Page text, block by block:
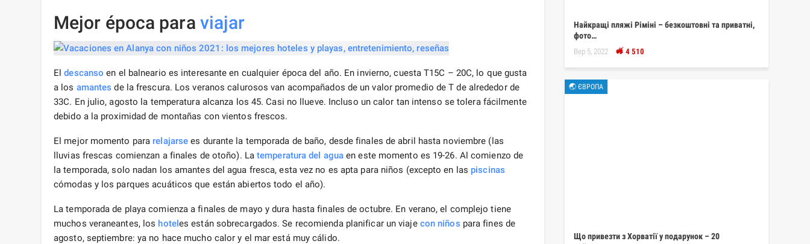
Mejor época para viajar
Eldescanso en el balneario es interesante en cualquier época del año. En invierno, cuesta T15C – 20C, lo que gusta
a los amantes de la frescura. Los veranos calurosos van acompañados de un valor promedio de T de alrededor de
33C. En julio, agosto la temperatura alcanza los 45. Casi no llueve. Incluso un calor tan intenso se tolera fácilmente
debido a la proximidad de montañas con vientos frescos.
El mejor momento para relajarse es durante la temporada de baño, desde finales de abril hasta noviembre (las
lluvias frescas comienzan a finales de otoño). Latemperatura del agua en este momento es 19-26. Al comienzo de
la temporada, solo nadan los amantes del agua fresca, esta vez no es apta para niños (excepto en las piscinas
cómodas y los parques acuáticos que están abiertos todo el año).
La temporada de playa comienza a finales de mayo y dura hasta finales de octubre. En verano, el complejo tiene
muchos veraneantes, los hotel es están sobrecargados. Se recomienda planificar un viaje con niños para fines de
agosto, septiembre: ya no hace mucho calor y el mar está muy cálido.
Найкращі пляжі Ріміні – безкоштовні та приватні,
фото…
Вер 5, 2022 4 510
🌏 ЄВРОПА
Що привезти з Хорватії у подарунок – 20